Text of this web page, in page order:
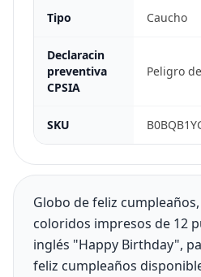
Tipo Caucho
Declaracin
preventiva
CPSIA
Peligro
SKU
Globo de feliz
coloridos impresos de 12
inglés "Happy Birthday",
feliz cumpleaños